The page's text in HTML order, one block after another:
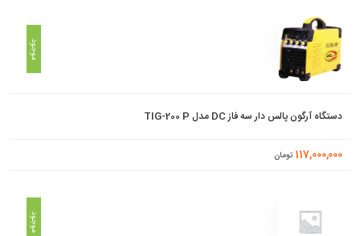
موجود
دستگاه آرگون پالس دار سه فاز DC مدل TIG-200 P
117,000,000 تومان
موجود